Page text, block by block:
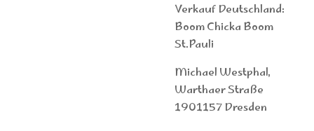
Verkauf Deutschland:
Boom Chicka Boom
St.Pauli
Michael Westphal,
Warthaer Straße
1901157 Dresden